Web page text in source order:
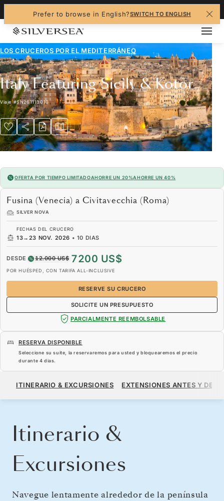
Prefer to browse in English?SWITCH TO ENGLISH
LOS CRUCEROS POR EL MEDITERRÁNEO
Italy Featuring Sicily & Kotor
Viaje#SN261113010
OFERTA POR TIEMPO LIMITADOAHORRE UN 20%AHORRE UN 40%
Fusina (Venecia) a Civitavecchia (Roma)
SILVER NOVA
FECHAS DEL CRUCERO
13→ 23 NOV. 2026 • 10 DIAS
DESDE 12.000 US$ 7200 US$
POR HUÉSPED, CON TARIFA ALL-INCLUSIVE
RESERVE SU CRUCERO
SOLICITE UN PRESUPUESTO
PARCIALMENTE REEMBOLSABLE
RESERVA DISPONIBLE
Seleccione su suite, la reservaremos para usted y bloquearemos el precio
durante 4 dias.
7200 US$
ITINERARIO & EXCURSIONES EXTENSIONES ANTES Y
Itinerario &
Excursiones
Navegue lentamente alrededor de la península